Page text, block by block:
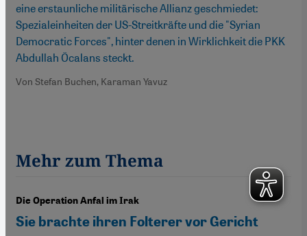
eine erstaunliche militärische Allianz geschmiedet:
Spezialeinheiten der US-Streitkräfte und die "Syrian
Democratic Forces", hinter denen in Wirklichkeit die PKK
Abdullah Öcalans steckt.
Von Stefan Buchen, Karaman Yavuz
Mehr zum Thema
Die Operation Anfal im Irak
Sie brachte ihren Folterer vor Gericht